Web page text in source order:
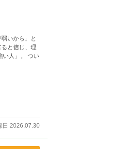
日 2026.07.30